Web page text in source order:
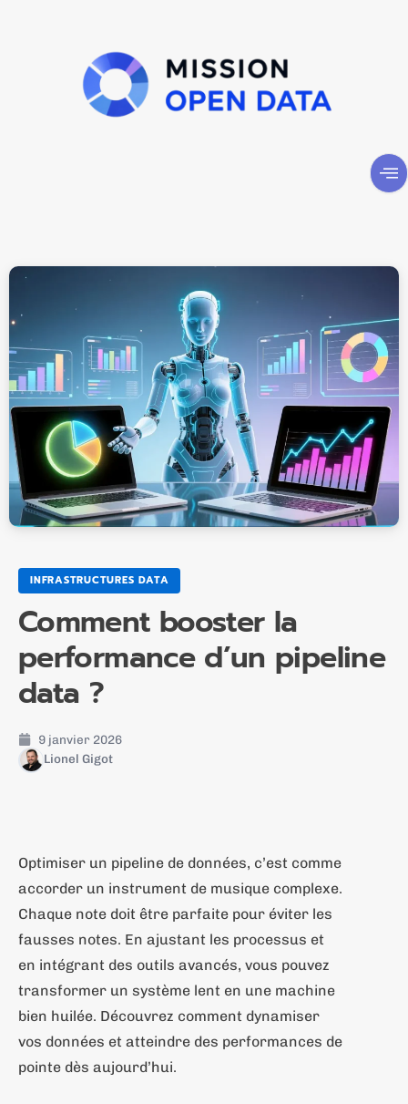
INFRASTRUCTURES DATA
Comment booster la
performance d’un pipeline
data ?
9 janvier 2026
Lionel Gigot
Optimiser un pipeline de données, c’est comme
accorder un instrument de musique complexe.
Chaque note doit être parfaite pour éviter les
fausses notes. En ajustant les processus et
en intégrant des outils avancés, vous pouvez
transformer un système lent en une machine
bien huilée. Découvrez comment dynamiser
vos données et atteindre des performances de
pointe dès aujourd’hui.